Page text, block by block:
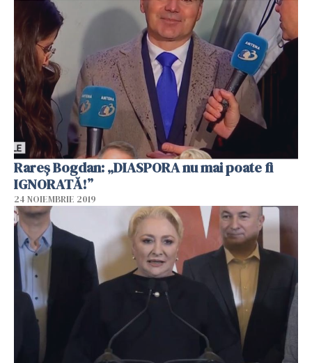
Rareș Bogdan: „DIASPORA nu mai poate fi
IGNORATĂ!”
24 NOIEMBRIE 2019